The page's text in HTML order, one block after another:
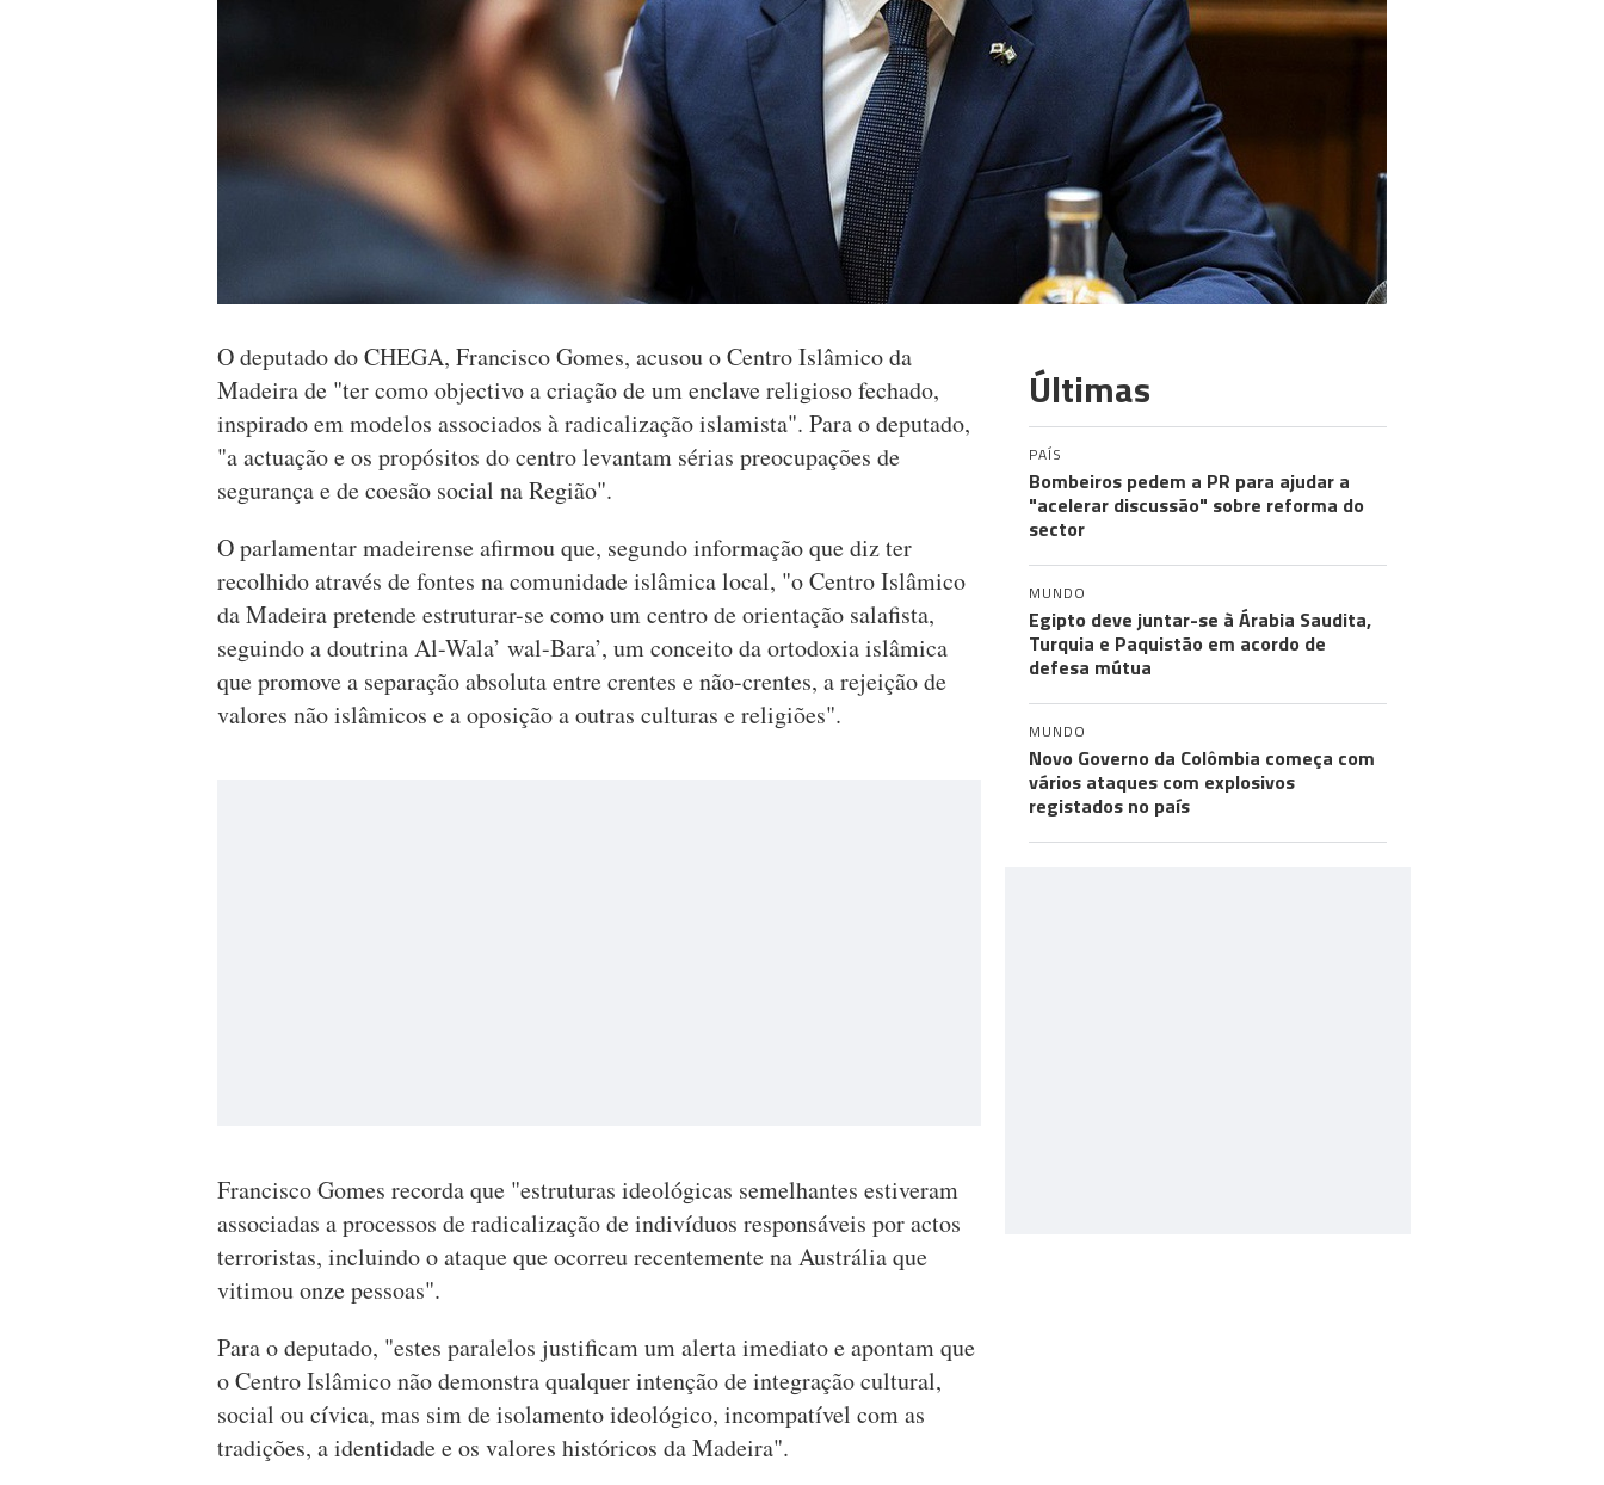
O deputado do CHEGA, Francisco Gomes, acusou o Centro Islâmico da
Madeira de "ter como objectivo a criação de um enclave religioso fechado,
inspirado em modelos associados à radicalização islamista". Para o deputado,
"a actuação e os propósitos do centro levantam sérias preocupações de
segurança e de coesão social na Região".
O parlamentar madeirense afirmou que, segundo informação que diz ter
recolhido através de fontes na comunidade islâmica local, "o Centro Islâmico
da Madeira pretende estruturar-se como um centro de orientação salafista,
seguindo a doutrina Al-Wala’ wal-Bara’, um conceito da ortodoxia islâmica
que promove a separação absoluta entre crentes e não-crentes, a rejeição de
valores não islâmicos e a oposição a outras culturas e religiões".
Francisco Gomes recorda que "estruturas ideológicas semelhantes estiveram
associadas a processos de radicalização de indivíduos responsáveis por actos
terroristas, incluindo o ataque que ocorreu recentemente na Austrália que
vitimou onze pessoas".
Para o deputado, "estes paralelos justificam um alerta imediato e apontam que
o Centro Islâmico não demonstra qualquer intenção de integração cultural,
social ou cívica, mas sim de isolamento ideológico, incompatível com as
tradições, a identidade e os valores históricos da Madeira".
Últimas
PAÍS
Bombeiros pedem a PR para ajudar a
"acelerar discussão" sobre reforma do
sector
MUNDO
Egipto deve juntar-se à Árabia Saudita,
Turquia e Paquistão em acordo de
defesa mútua
MUNDO
Novo Governo da Colômbia começa com
vários ataques com explosivos
registados no país